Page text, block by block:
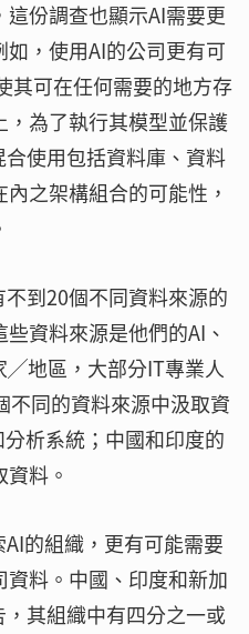
份調查也顯示AI需要更
，使用AI的公司更有可
其可在任何需要的地方存
為了執行其模型並保護
使用包括資料庫、資料
之架構組合的可能性，
到20個不同資料來源的
資料來源是他們的AI、
╱地區，大部分IT專業人
不同的資料來源中汲取資
析系統；中國和印度的
料。
的組織，更有可能需要
料。中國、印度和新加
其組織中有四分之一或